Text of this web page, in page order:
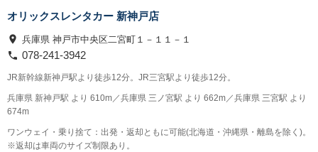
オリックスレンタカー 新神戸店
兵庫県 神戸市中央区二宮町１－１１－１
078-241-3942
JR新幹線新神戸駅より徒歩12分。JR三宮駅より徒歩12分。
兵庫県 新神戸駅 より 610m／兵庫県 三ノ宮駅 より 662m／兵庫県 三宮駅 より
674m
ワンウェイ・乗り捨て：出発・返却ともに可能(北海道・沖縄県・離島を除く)。
※返却は車両のサイズ制限あり。